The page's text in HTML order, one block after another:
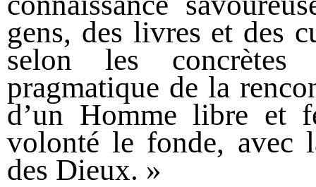
gens, des livres et des
selon les concrètes
pragmatique de la
d’un Homme libre et
volonté le fonde, avec
des Dieux. »